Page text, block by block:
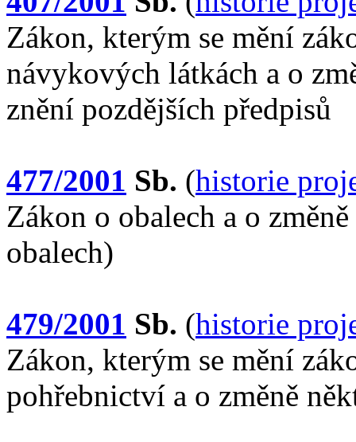
Zákon, kterým se mění
návykových látkách a o
znění pozdějších předpisů
477/2001 Sb. (historie
Zákon o obalech a o
obalech)
479/2001 Sb. (historie
Zákon, kterým se mění
pohřebnictví a o změně